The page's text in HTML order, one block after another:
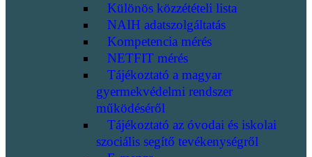
Különös közzétételi lista
NAIH adatszolgáltatás
Kompetencia mérés
NETFIT mérés
Tájékoztató a magyar
gyermekvédelmi rendszer
működéséről
Tájékoztató az óvodai és iskolai
szociális segítő tevékenységről